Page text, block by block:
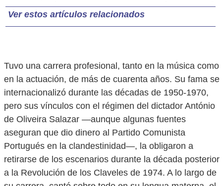
Ver estos artículos relacionados
Tuvo una carrera profesional, tanto en la música como
en la actuación, de más de cuarenta años. Su fama se
internacionalizó durante las décadas de 1950-1970,
pero sus vínculos con el régimen del dictador António
de Oliveira Salazar —aunque algunas fuentes
aseguran que dio dinero al Partido Comunista
Portugués en la clandestinidad—, la obligaron a
retirarse de los escenarios durante la década posterior
a la Revolución de los Claveles de 1974. A lo largo de